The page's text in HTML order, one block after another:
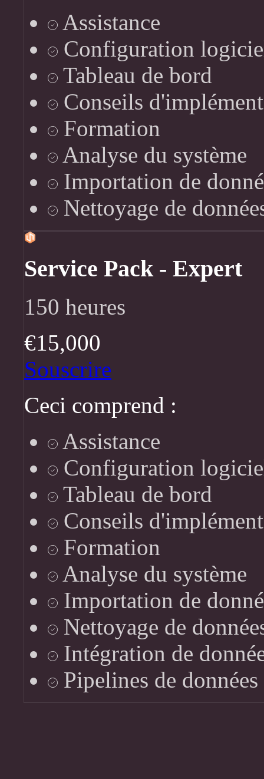
Assistance
Configuration
Tableau de bord
Conseils
Formation
Analyse du système
Importation de
Nettoyage de
Service Pack - Expert
150 heures
€15,000
Souscrire
Ceci comprend :
Assistance
Configuration
Tableau de bord
Conseils
Formation
Analyse du système
Importation de
Nettoyage de
Intégration de
Pipelines de données